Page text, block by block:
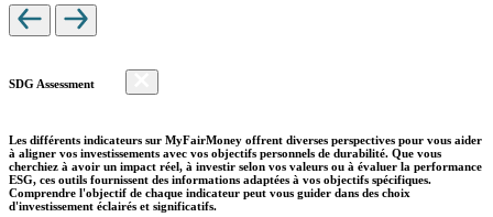
SDG Assessment
Les différents indicateurs sur MyFairMoney offrent diverses perspectives pour vous aider
à aligner vos investissements avec vos objectifs personnels de durabilité. Que vous
cherchiez à avoir un impact réel, à investir selon vos valeurs ou à évaluer la performance
ESG, ces outils fournissent des informations adaptées à vos objectifs spécifiques.
Comprendre l'objectif de chaque indicateur peut vous guider dans des choix
d'investissement éclairés et significatifs.